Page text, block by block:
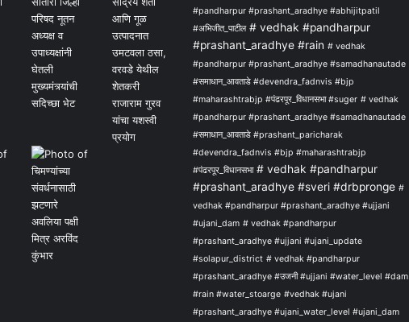
#pandharpur #prashant_aradhye #abhijitpatil
#अभिजीत_पाटील # vedhak #pandharpur
#prashant_aradhye #rain # vedhak
#pandharpur #prashant_aradhye #samadhanautade
#समाधान_आवताडे #devendra_fadnvis #bjp
#maharashtrabjp #पंढरपूर_विधानसभा #suger # vedhak
#pandharpur #prashant_aradhye #samadhanautade
#समाधान_आवताडे #prashant_paricharak
#devendra_fadnvis #bjp #maharashtrabjp
#पंढरपूर_विधानसभा # vedhak #pandharpur
#prashant_aradhye #sveri #drbpronge #
vedhak #pandharpur #prashant_aradhye #ujjani
#ujani_dam # vedhak #pandharpur
#prashant_aradhye #ujjani #ujani_update
#solapur_district # vedhak #pandharpur
#prashant_aradhye #उजनी #ujjani #water_level #dam
#rain #water_stoarge #vedhak #ujani
#prashant_aradhye #ujani_water_level #ujani_dam